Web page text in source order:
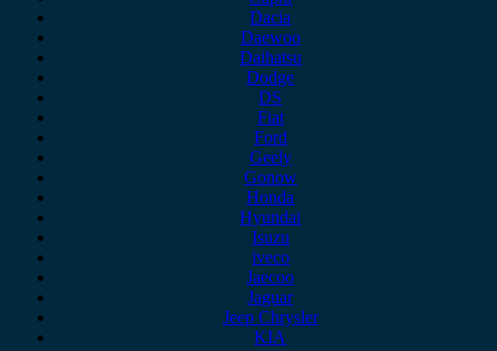
Dacia
Daewoo
Daihatsu
Dodge
DS
Fiat
Ford
Geely
Gonow
Honda
Hyundai
Isuzu
iveco
Jaecoo
Jaguar
Jeep Chrysler
KIA